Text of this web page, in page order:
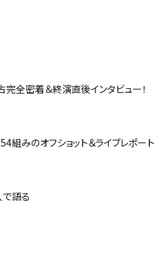
全密着＆終演直後インタビュー！
組みのオフショット＆ライブレポー
語る